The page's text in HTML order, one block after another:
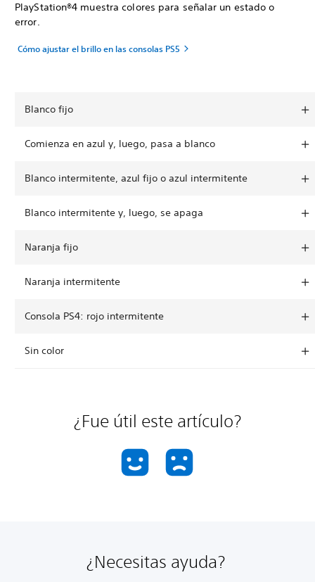
PlayStation®4 muestra colores para señalar un estado o
error.
Cómo ajustar el brillo en las consolas PS5
Blanco fijo
Comienza en azul y, luego, pasa a blanco
Blanco intermitente, azul fijo o azul intermitente
Blanco intermitente y, luego, se apaga
Naranja fijo
Naranja intermitente
Consola PS4: rojo intermitente
Sin color
¿Fue útil este artículo?
¿Necesitas ayuda?